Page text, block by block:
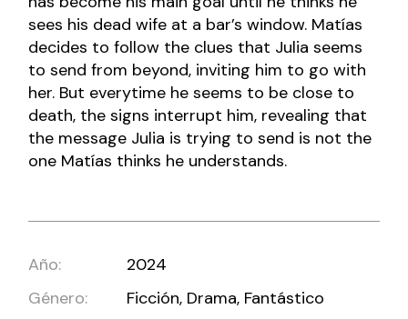
sees his dead wife at a bar’s window. Matías
decides to follow the clues that Julia seems
to send from beyond, inviting him to go with
her. But everytime he seems to be close to
death, the signs interrupt him, revealing that
the message Julia is trying to send is not the
one Matías thinks he understands.
Año:
2024
Género:
Ficción, Drama, Fantástico